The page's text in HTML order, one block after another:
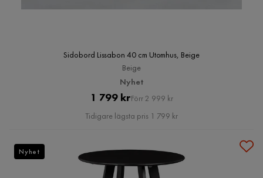
Sidobord Lissabon 40 cm Utomhus, Beige
Beige
Nyhet
Pris
1 799 krOriginal
Pris
Förr 2 999 kr
Tidigare lägsta pris 1 799 kr
Nyhet